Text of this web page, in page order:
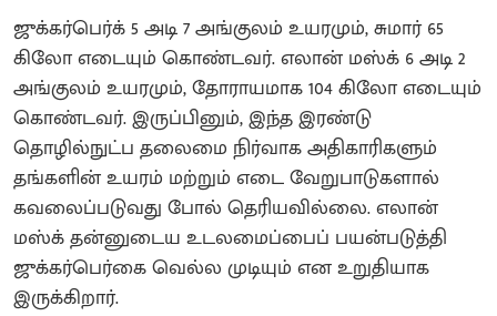
ஜுக்கர்பெர்க் 5 அடி 7 அங்குலம் உயரமும், சுமார் 65
கிலோ எடையும் கொண்டவர். எலான் மஸ்க் 6 அடி 2
அங்குலம் உயரமும், தோராயமாக 104 கிலோ எடையும்
கொண்டவர். இருப்பினும், இந்த இரண்டு
தொழில்நுட்ப தலைமை நிர்வாக அதிகாரிகளும்
தங்களின் உயரம் மற்றும் எடை வேறுபாடுகளால்
கவலைப்படுவது போல் தெரியவில்லை. எலான்
மஸ்க் தன்னுடைய உடலமைப்பைப் பயன்படுத்தி
ஜுக்கர்பெர்கை வெல்ல முடியும் என உறுதியாக
இருக்கிறார்.